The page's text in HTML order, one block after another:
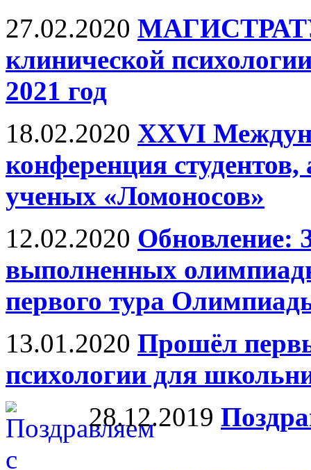
27.02.2020
клинической
2021 год
18.02.2020 XXVI
конференция
ученых «Ломоносов»
12.02.2020 Обновление:
выполненных
первого тура
13.01.2020 Прошёл
психологии для
28.12.2019